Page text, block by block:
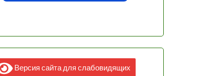
Версия сайта для слабовидящих